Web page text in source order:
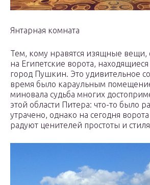
Янтарная комната
Тем, кому нравятся изящные вещи,
на Египетские ворота,
город Пушкин. Это удивительное
время было караульным
миновала судьба многих
этой области Питера: что-то было
утрачено, однако на сегодня
радуют ценителей простоты и